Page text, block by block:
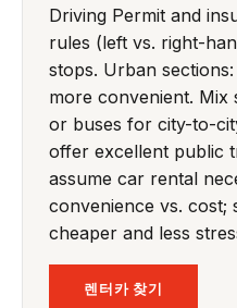
Driving Permit and
rules (left vs. right-
stops. Urban
more convenient. Mix
or buses for city-to-
offer excellent public
assume car rental
convenience vs. cost;
cheaper and less
렌터카 찾기